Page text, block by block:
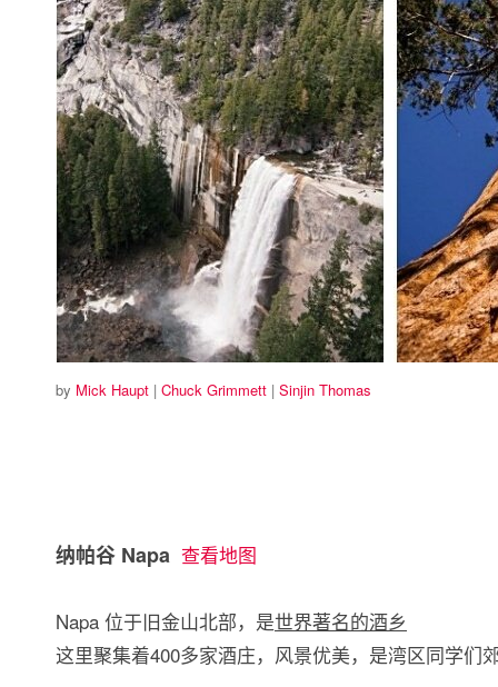
by Mick Haupt | Chuck Grimmett | Sinjin Thomas
纳帕谷 Napa 查看地图
Napa 位于旧金山北部，是世界著名的酒乡
这里聚集着400多家酒庄，风景优美，是湾区同学们